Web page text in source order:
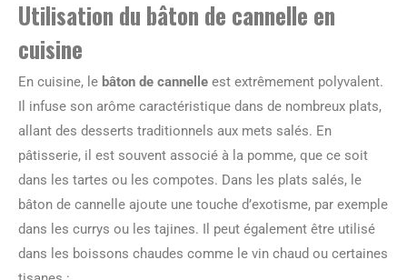
Utilisation du bâton de cannelle en
cuisine
En cuisine, le bâton de cannelle est extrêmement polyvalent.
Il infuse son arôme caractéristique dans de nombreux plats,
allant des desserts traditionnels aux mets salés. En
pâtisserie, il est souvent associé à la pomme, que ce soit
dans les tartes ou les compotes. Dans les plats salés, le
bâton de cannelle ajoute une touche d’exotisme, par exemple
dans les currys ou les tajines. Il peut également être utilisé
dans les boissons chaudes comme le vin chaud ou certaines